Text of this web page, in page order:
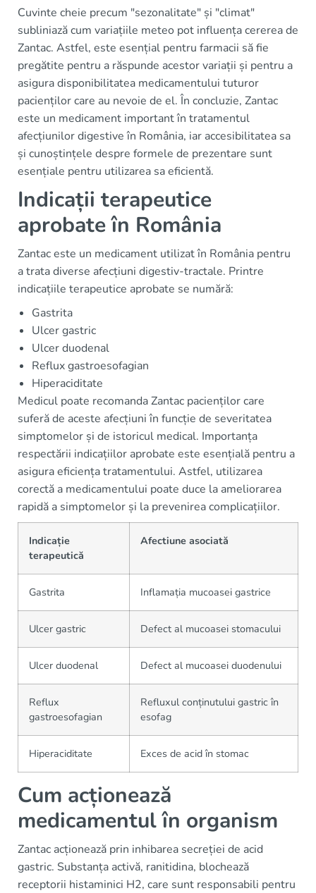
Cuvinte cheie precum "sezonalitate" și "climat"
subliniază cum variațiile meteo pot influența cererea de
Zantac. Astfel, este esențial pentru farmacii să fie
pregătite pentru a răspunde acestor variații și pentru a
asigura disponibilitatea medicamentului tuturor
pacienților care au nevoie de el. În concluzie, Zantac
este un medicament important în tratamentul
afecțiunilor digestive în România, iar accesibilitatea sa
și cunoștințele despre formele de prezentare sunt
esențiale pentru utilizarea sa eficientă.
Indicații terapeutice
aprobate în România
Zantac este un medicament utilizat în România pentru
a trata diverse afecțiuni digestiv-tractale. Printre
indicațiile terapeutice aprobate se numără:
Gastrita
Ulcer gastric
Ulcer duodenal
Reflux gastroesofagian
Hiperaciditate
Medicul poate recomanda Zantac pacienților care
suferă de aceste afecțiuni în funcție de severitatea
simptomelor și de istoricul medical. Importanța
respectării indicațiilor aprobate este esențială pentru a
asigura eficiența tratamentului. Astfel, utilizarea
corectă a medicamentului poate duce la ameliorarea
rapidă a simptomelor și la prevenirea complicațiilor.
Indicație
terapeutică
Afectiune asociată
Gastrita Inflamația mucoasei gastrice
Ulcer gastric Defect al mucoasei stomacului
Ulcer duodenal Defect al mucoasei duodenului
Reflux
gastroesofagian
Refluxul conținutului gastric în
esofag
Hiperaciditate Exces de acid în stomac
Cum acționează
medicamentul în organism
Zantac acționează prin inhibarea secreției de acid
gastric. Substanța activă, ranitidina, blochează
receptorii histaminici H2, care sunt responsabili pentru